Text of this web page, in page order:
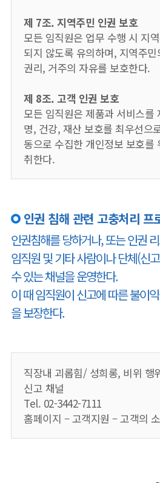
제 7조. 지역주민 인권 보호
모든 임직원은 업무 수행 시 지
되지 않도록 유의하며, 지역주
권리, 거주의 자유를 보호한다.
제 8조. 고객 인권 보호
모든 임직원은 제품과 서비스를
명, 건강, 재산 보호를 최우선으
동으로 수집한 개인정보 보호를
취한다.
인권 침해 관련 고충처리 프
인권침해를 당하거나, 또는 인권
임직원 및 기타 사람이나 단체(신
수 있는 채널을 운영한다.
이 때 임직원이 신고에 따른 불이
을 보장한다.
직장내 괴롭힘/ 성희롱, 비위 행
신고 채널
Tel. 02-3442-7111
홈페이지 – 고객지원 – 고객의